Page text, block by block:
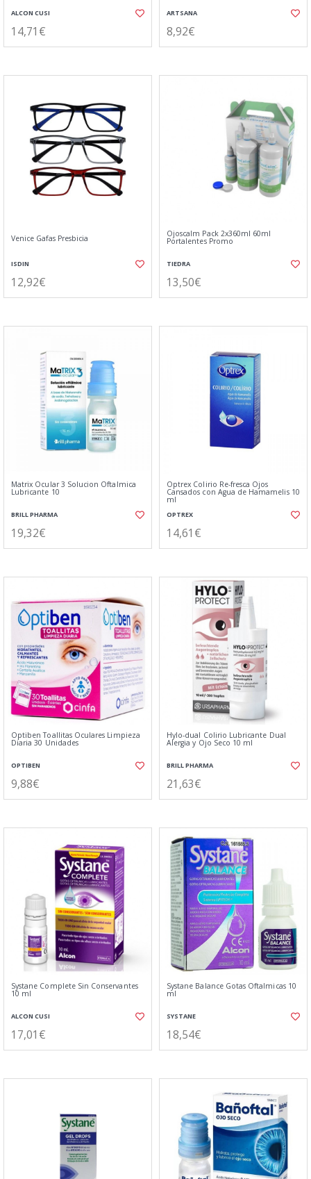
ALCON CUSI
14,71€
ARTSANA
8,92€
Venice Gafas Presbicia
ISDIN
12,92€
Ojoscalm Pack 2x360ml 60ml
Portalentes Promo
TIEDRA
13,50€
Matrix Ocular 3 Solucion Oftalmica
Lubricante 10
BRILL PHARMA
19,32€
Optrex Colirio Re-fresca Ojos
Cansados con Agua de Hamamelis 10
ml
OPTREX
14,61€
Optiben Toallitas Oculares Limpieza
Diaria 30 Unidades
OPTIBEN
9,88€
Hylo-dual Colirio Lubricante Dual
Alergia y Ojo Seco 10 ml
BRILL PHARMA
21,63€
Systane Complete Sin Conservantes
10 ml
ALCON CUSI
17,01€
Systane Balance Gotas Oftalmicas 10
ml
SYSTANE
18,54€